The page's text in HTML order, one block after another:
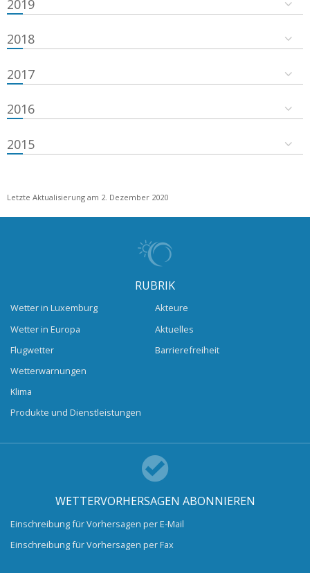
2019
2018
2017
2016
2015
Letzte Aktualisierung am 2. Dezember 2020
RUBRIK
Wetter in Luxemburg
Wetter in Europa
Flugwetter
Wetterwarnungen
Klima
Produkte und Dienstleistungen
Akteure
Aktuelles
Barrierefreiheit
WETTERVORHERSAGEN ABONNIEREN
Einschreibung für Vorhersagen per E-Mail
Einschreibung für Vorhersagen per Fax